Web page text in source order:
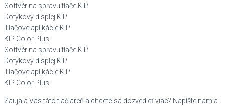
Softvér na správu tlače KIP
Dotykový displej KIP
Tlačové aplikácie KIP
KIP Color Plus
Softvér na správu tlače KIP
Dotykový displej KIP
Tlačové aplikácie KIP
KIP Color Plus
Zaujala Vás táto tlačiareň a chcete sa dozvedieť viac? Napíšte nám a